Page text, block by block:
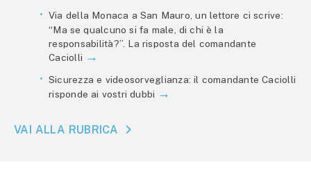
Via della Monaca a San Mauro, un lettore ci scrive:
“Ma se qualcuno si fa male, di chi è la
responsabilità?”. La risposta del comandante
Caciolli
Sicurezza e videosorveglianza: il comandante Caciolli
risponde ai vostri dubbi
VAI ALLA RUBRICA